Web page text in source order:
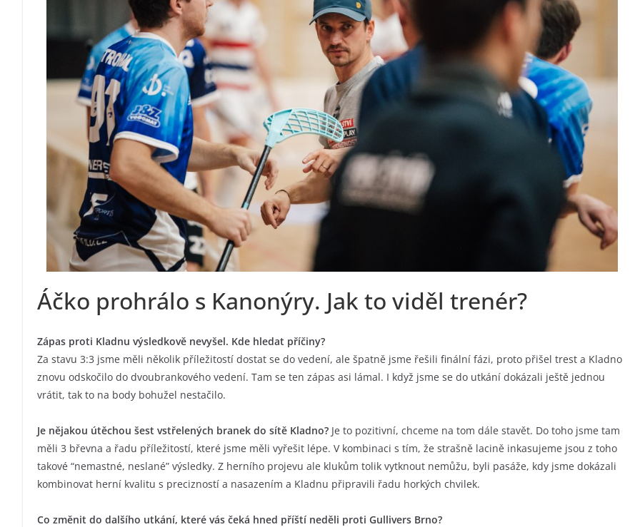
Áčko prohrálo s Kanonýry. Jak to viděl trenér?
Zápas proti Kladnu výsledkově nevyšel. Kde hledat příčiny?
Za stavu 3:3 jsme měli několik příležitostí dostat se do vedení, ale špatně jsme řešili finální fázi, proto přišel trest a Kladno
znovu odskočilo do dvoubrankového vedení. Tam se ten zápas asi lámal. I když jsme se do utkání dokázali ještě jednou
vrátit, tak to na body bohužel nestačilo.
Je nějakou útěchou šest vstřelených branek do sítě Kladno? Je to pozitivní, chceme na tom dále stavět. Do toho jsme tam
měli 3 břevna a řadu příležitostí, které jsme měli vyřešit lépe. V kombinaci s tím, že strašně lacině inkasujeme jsou z toho
takové “nemastné, neslané” výsledky. Z herního projevu ale klukům tolik vytknout nemůžu, byli pasáže, kdy jsme dokázali
kombinovat herní kvalitu s precizností a nasazením a Kladnu připravili řadu horkých chvilek.
Co změnit do dalšího utkání, které vás čeká hned příští neděli proti Gullivers Brno?